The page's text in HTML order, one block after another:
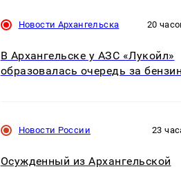
Новости Архангельска 20
В Архангельске у АЗС «Лукойл»
образовалась очередь за
Новости России 23
Осужденный из Архангельской